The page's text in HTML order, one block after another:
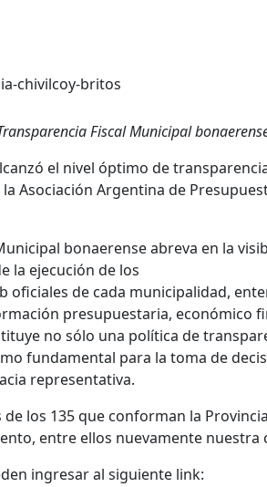
Fiscal Municipal
el nivel óptimo de
Asociación Argentina de
bonaerense abreva en la
la ejecución de los
oficiales de cada municipalidad,
presupuestaria, económico
no sólo una política de
fundamental para la toma de
representativa.
los 135 que conforman la
entre ellos nuevamente nuestra
ingresar al siguiente link: